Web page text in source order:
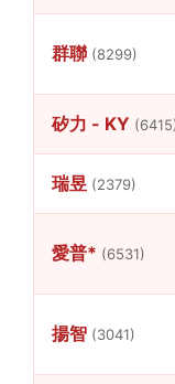
群聯 (8299)
矽力 - KY
瑞昱 (2379)
愛普* (6531)
揚智 (3041)